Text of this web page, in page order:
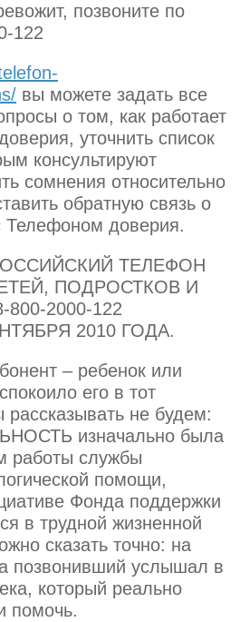
позвоните по
122
вы можете задать все
о том, как работает
уточнить список
консультируют
сомнения относительно
обратную связь о
Телефоном доверия.
ТЕЛЕФОН
ПОДРОСТКОВ И
2000-122
2010 ГОДА.
– ребенок или
его в тот
не будем:
изначально была
работы службы
помощи,
Фонда поддержки
в трудной жизненной
сказать точно: на
позвонивший услышал в
который реально
помочь.